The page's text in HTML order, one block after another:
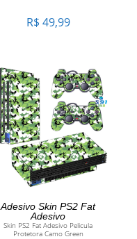
R$ 49,99
ADICIONAR AO
CARRINHO
Adesivo Skin PS2 Fat
Adesivo
Skin PS2 Fat Adesivo Pelicula
Protetora Camo Green